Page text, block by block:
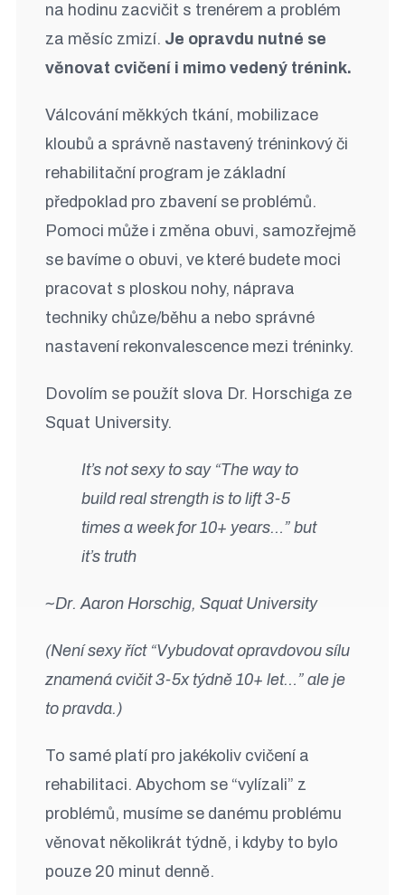
na hodinu zacvičit s trenérem a problém
za měsíc zmizí. Je opravdu nutné se
věnovat cvičení i mimo vedený trénink.
Válcování měkkých tkání, mobilizace
kloubů a správně nastavený tréninkový či
rehabilitační program je základní
předpoklad pro zbavení se problémů.
Pomoci může i změna obuvi, samozřejmě
se bavíme o obuvi, ve které budete moci
pracovat s ploskou nohy, náprava
techniky chůze/běhu a nebo správné
nastavení rekonvalescence mezi tréninky.
Dovolím se použít slova Dr. Horschiga ze
Squat University.
It’s not sexy to say “The way to
build real strength is to lift 3-5
times a week for 10+ years…” but
it’s truth
~Dr. Aaron Horschig, Squat University
(Není sexy říct “Vybudovat opravdovou sílu
znamená cvičit 3-5x týdně 10+ let…” ale je
to pravda.)
To samé platí pro jakékoliv cvičení a
rehabilitaci. Abychom se “vylízali” z
problémů, musíme se danému problému
věnovat několikrát týdně, i kdyby to bylo
pouze 20 minut denně.